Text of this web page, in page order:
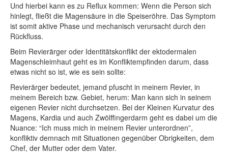
Und hierbei kann es zu Reflux kommen: Wenn die Person sich
hinlegt, fließt die Magensäure in die Speiseröhre. Das Symptom
ist somit aktive Phase und mechanisch verursacht durch den
Rückfluss.
Beim Revierärger oder Identitätskonflikt der ektodermalen
Magenschleimhaut geht es im Konfliktempfinden darum, dass
etwas nicht so ist, wie es sein sollte:
Revierärger bedeutet, jemand pfuscht in meinem Revier, in
meinem Bereich bzw. Gebiet, herum: Man kann sich in seinem
eigenen Revier nicht durchsetzen. Bei der Kleinen Kurvatur des
Magens, Kardia und auch Zwölffingerdarm geht es dabei um die
Nuance: “Ich muss mich in meinem Revier unterordnen”,
konfliktiv demnach mit Situationen gegenüber Obrigkeiten, dem
Chef, der Mutter oder dem Vater.